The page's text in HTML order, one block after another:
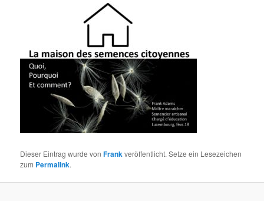
Dieser Eintrag wurde vonFrankveröffentlicht. Setze ein Lesezeichen
zum Permalink.